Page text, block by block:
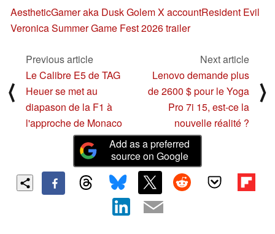
AestheticGamer aka Dusk Golem X accountResident Evil
Veronica Summer Game Fest 2026 trailer
⟨
Previous article
Le Calibre E5 de TAG
Heuer se met au
diapason de la F1 à
l'approche de Monaco
Next article
Lenovo demande plus
de 2600 $ pour le Yoga
Pro 7i 15, est-ce la
nouvelle réalité ?
⟩
Add as a preferred
source on Google